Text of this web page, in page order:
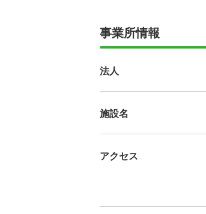
事業所情報
法人
施設名
アクセス